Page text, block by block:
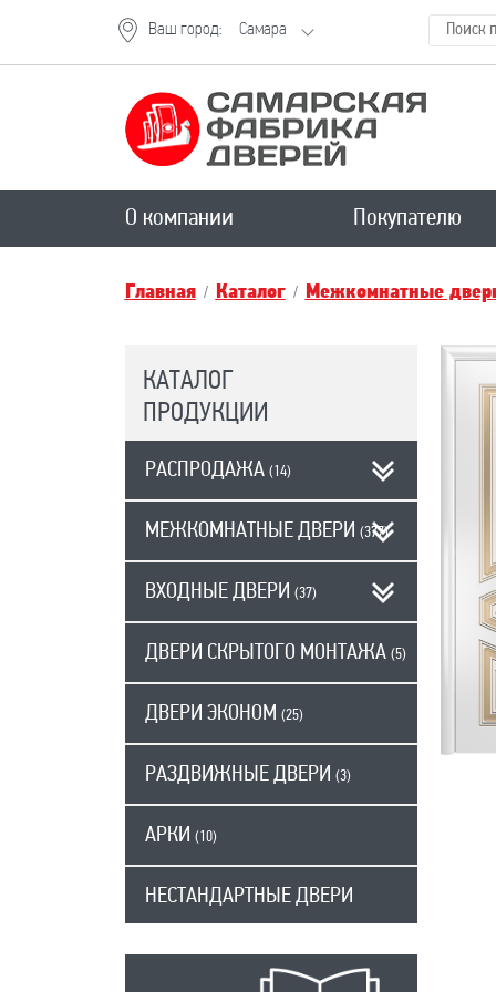
Ваш город: Самара
О компании Покупателю
Главная Каталог Межкомнатные
КАТАЛОГ
ПРОДУКЦИИ
РАСПРОДАЖА (14)
МЕЖКОМНАТНЫЕ ДВЕРИ (377)
ВХОДНЫЕ ДВЕРИ (37)
ДВЕРИ СКРЫТОГО МОНТАЖА (5)
ДВЕРИ ЭКОНОМ (25)
РАЗДВИЖНЫЕ ДВЕРИ (3)
АРКИ (10)
НЕСТАНДАРТНЫЕ ДВЕРИ